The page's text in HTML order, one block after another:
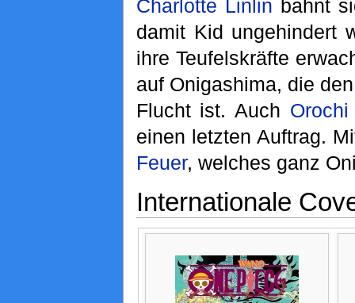
Charlotte Linlin bahnt
damit Kid ungehindert
ihre Teufelskräfte
auf Onigashima, die
Flucht ist. Auch Orochi
einen letzten Auftrag.
Feuer, welches ganz
Internationale